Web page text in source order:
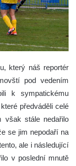
který náš reportér
pod vedením
k sympatickému
předváděli celé
však stále nedařilo
se jim nepodaří na
ale i následující
v poslední mnutě